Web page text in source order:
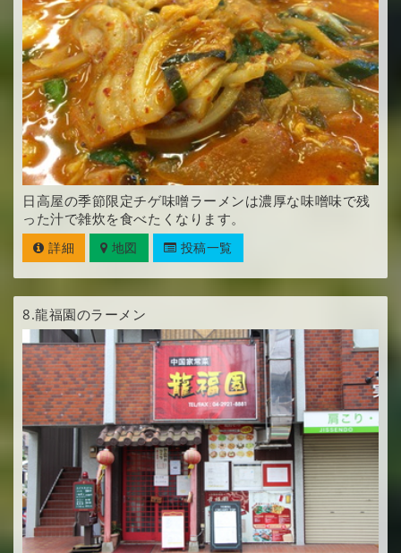
日高屋の季節限定チゲ味噌ラーメンは濃厚な味噌味で残
った汁で雑炊を食べたくなります。
詳細 地図 投稿一覧
8.龍福園のラーメン